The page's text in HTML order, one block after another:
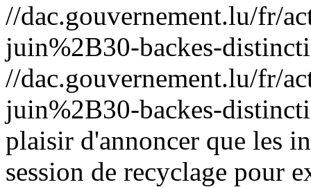
//dac.gouvernement.lu/fr/
juin%2B30-backes-
//dac.gouvernement.lu/fr/
juin%2B30-backes-
plaisir d'annoncer que les
session de recyclage pour